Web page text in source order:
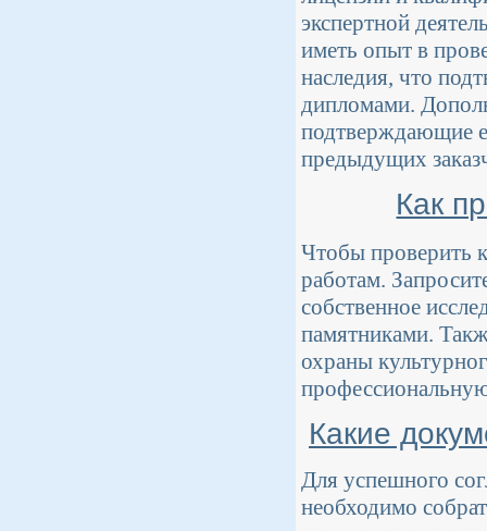
экспертной
иметь опыт в
наследия, что
дипломами.
подтверждающие
предыдущих
Как
Чтобы проверить
работам.
собственное
памятниками.
охраны
Какие
Для успешного
необходимо